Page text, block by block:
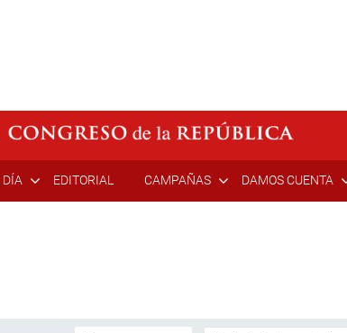
DÍA EDITORIAL CAMPAÑAS DAMOS CUENTA